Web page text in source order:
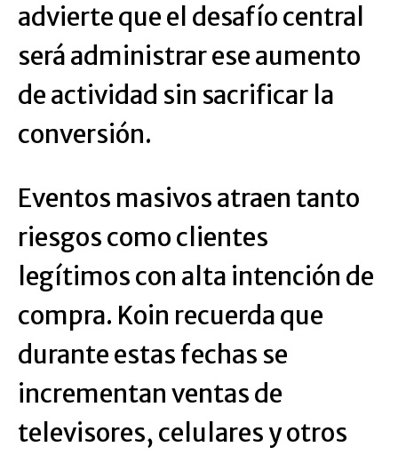
advierte que el desafío central
será administrar ese aumento
de actividad sin sacrificar la
conversión.
Eventos masivos atraen tanto
riesgos como clientes
legítimos con alta intención de
compra. Koin recuerda que
durante estas fechas se
incrementan ventas de
televisores, celulares y otros